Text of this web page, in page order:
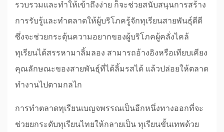
รวบรวมและทำให้เข้าถึงง่าย ก็จะช่วยสนับสนุนการสร้าง
การรับรู้และทำตลาดให้ผู้บริโภครู้จักทุเรียนสายพันธุ์ดีดี
ซึ่งจะช่วยกระตุ้นความอยากของผู้บริโภคผู้คลั่งไคล้
ทุเรียนได้สรรหามาลิ้มลอง สามารถอ้างอิงหรือเทียบเคียง
คุณลักษณะของสายพันธุ์ที่ได้ลิ้มรสได้ แล้วปล่อยให้ตลาด
ทำงานไปตามกลไก
การทำตลาดทุเรียนเบญจพรรณเป็นอีกหนึ่งทางออกที่จะ
ช่วยยกระดับทุเรียนไทยให้กลายเป็น ทุเรียนขั้นเทพด้วย